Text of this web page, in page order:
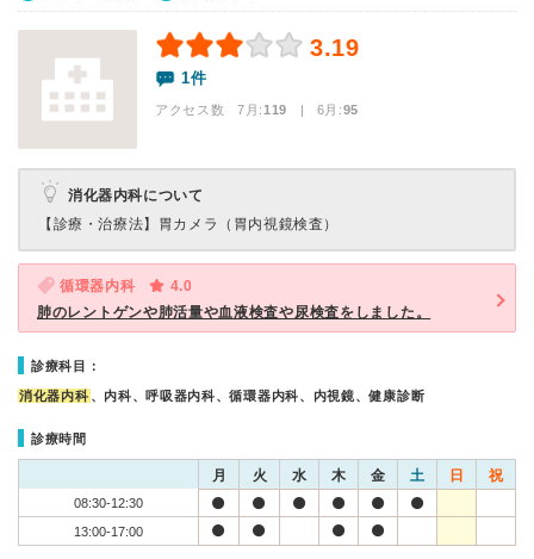
3.19
1件
アクセス数 7月:119 | 6月:95
消化器内科について
【診療・治療法】 胃カメラ（胃内視鏡検査）
循環器内科
4.0
肺のレントゲンや肺活量や血液検査や尿検査をしました。
診療科目：
消化器内科 、内科、呼吸器内科、循環器内科、内視鏡、健康診断
診療時間
月 火 水 木 金 土 日 祝
08:30-12:30
13:00-17:00